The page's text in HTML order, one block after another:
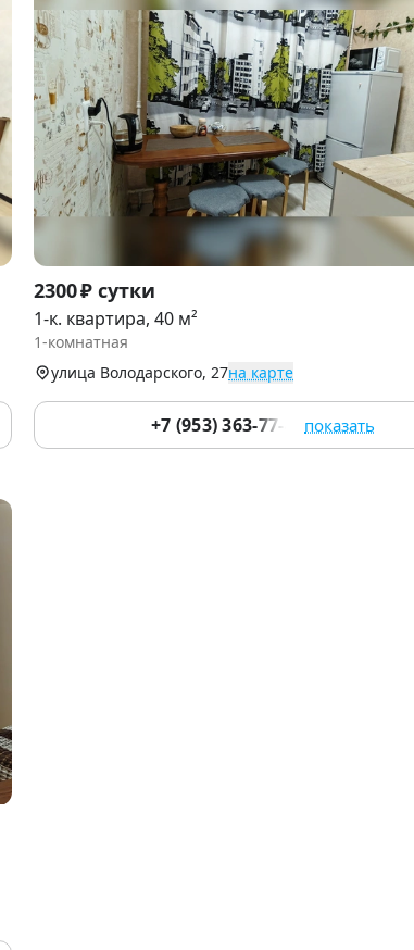
Item
1
of
2300 ₽ сутки
1-к. квартира, 40 м²
1-комнатная
улица Володарского, 27на карте
+7 (953) 363-77-44 показать